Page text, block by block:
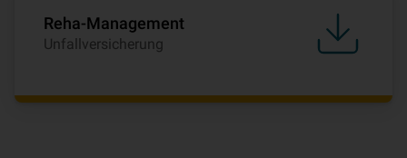
Reha-Management
Unfallversicherung